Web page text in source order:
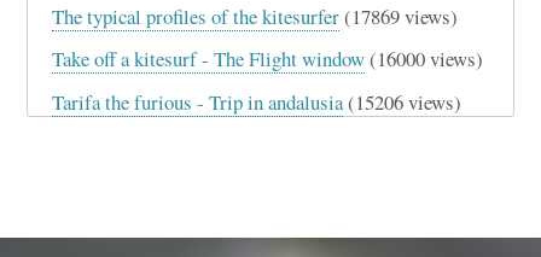
The typical profiles of the kitesurfer(17869 views)
Take off a kitesurf - The Flight window(16000 views)
Tarifa the furious - Trip in andalusia(15206 views)